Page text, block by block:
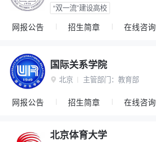
“双一流”建设高校
网报公告 招生简章 在线咨询
国际关系学院
 北京 主管部门： 教育部
网报公告 招生简章 在线咨询
北京体育大学